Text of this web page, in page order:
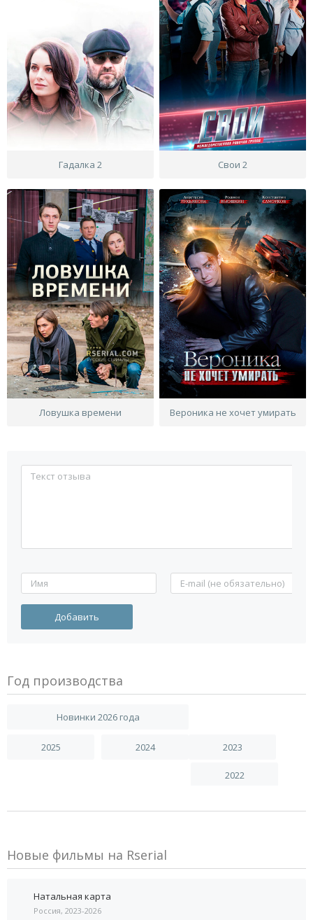
Гадалка 2 Свои 2
Ловушка времени Вероника не хочет умирать
Год производства
Новинки 2026 года
2025 2024 2023
2022
Новые фильмы на Rserial
Натальная карта
Россия, 2023-2026